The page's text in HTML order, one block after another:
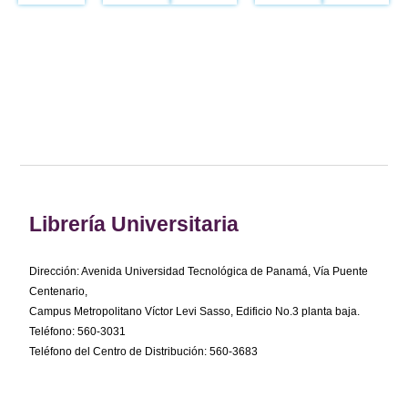
Librería Universitaria
Dirección: Avenida Universidad Tecnológica de Panamá, Vía Puente
Centenario,
Campus Metropolitano Víctor Levi Sasso, Edificio No.3 planta baja.
Teléfono: 560-3031
Teléfono del Centro de Distribución: 560-3683